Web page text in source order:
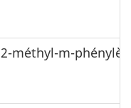
méthyl-m-